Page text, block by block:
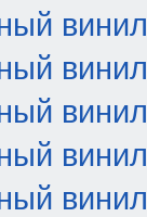
винил
винил
винил
винил
винил